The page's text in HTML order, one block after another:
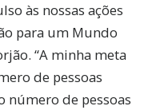
às nossas ações
para um Mundo
“A minha meta
de pessoas
número de pessoas